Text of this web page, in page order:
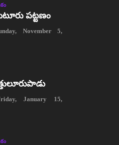
పట్టణం
November 5,
January 15,